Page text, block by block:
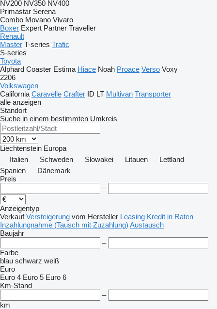
NV200 NV350 NV400
Primastar Serena
Combo Movano Vivaro
Boxer Expert Partner Traveller
Renault
Master T-series Trafic
S-series
Toyota
Alphard Coaster Estima Hiace Noah Proace Verso Voxy
2206
Volkswagen
California Caravelle Crafter ID LT Multivan Transporter
alle anzeigen
Standort
Suche in einem bestimmten Umkreis
Liechtenstein Europa
Italien
Schweden Slowakei Litauen
Lettland
Spanien
Dänemark
Preis
–
Anzeigentyp
Verkauf Versteigerung vom Hersteller Leasing Kredit in Raten
Inzahlungnahme (Tausch mit Zuzahlung) Austausch
Baujahr
–
Farbe
blau schwarz weiß
Euro
Euro 4 Euro 5 Euro 6
Km-Stand
–
km